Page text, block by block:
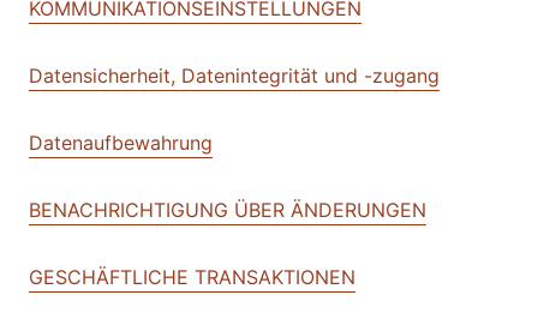
KOMMUNIKATIONSEINSTELLUNGEN
Datensicherheit, Datenintegrität und -zugang
Datenaufbewahrung
BENACHRICHTIGUNG ÜBER ÄNDERUNGEN
GESCHÄFTLICHE TRANSAKTIONEN